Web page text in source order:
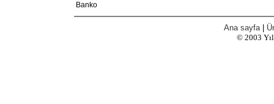
Banko
Ana sayfa
© 2003